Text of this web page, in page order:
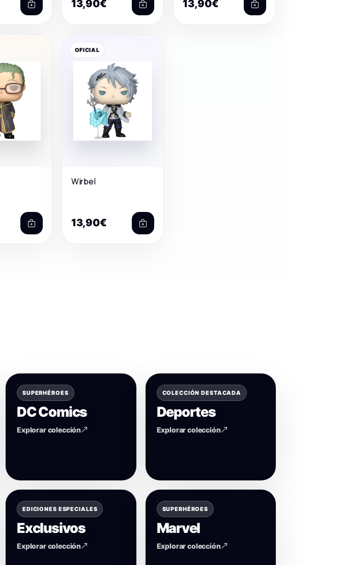
13,90€ 13,90€
OFICIAL
Wirbel
13,90€
SUPERHÉROES
DC Comics
Explorar colección
COLECCIÓN DESTACADA
Deportes
Explorar colección
EDICIONES ESPECIALES
Exclusivos
Explorar colección
SUPERHÉROES
Marvel
Explorar colección